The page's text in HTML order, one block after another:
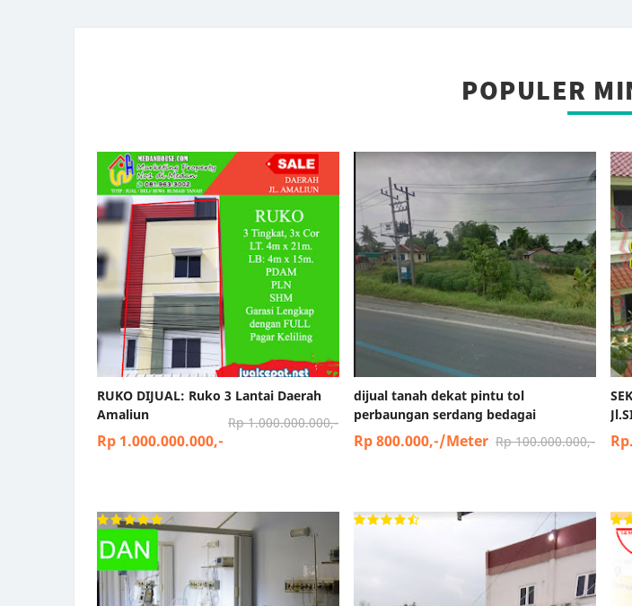
POPULER
RUKO DIJUAL: Ruko 3 Lantai Daerah
Amaliun
Rp 1.000.000.000,-
Rp 1.000.000.000,-
dijual tanah dekat pintu tol
perbaungan serdang bedagai
Rp 100.000.000,-
Rp 800.000,-/Meter